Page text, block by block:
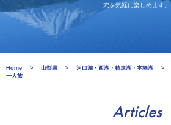
穴を気軽に楽しめます。
Home 山梨県 河口湖・西湖・精進湖・本栖湖
一人旅
Articles